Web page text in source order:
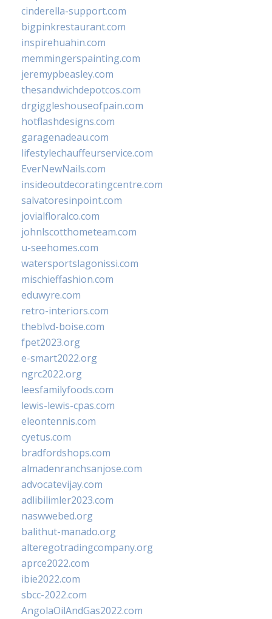
cinderella-support.com
bigpinkrestaurant.com
inspirehuahin.com
memmingerspainting.com
jeremypbeasley.com
thesandwichdepotcos.com
drgiggleshouseofpain.com
hotflashdesigns.com
garagenadeau.com
lifestylechauffeurservice.com
EverNewNails.com
insideoutdecoratingcentre.com
salvatoresinpoint.com
jovialfloralco.com
johnlscotthometeam.com
u-seehomes.com
watersportslagonissi.com
mischieffashion.com
eduwyre.com
retro-interiors.com
theblvd-boise.com
fpet2023.org
e-smart2022.org
ngrc2022.org
leesfamilyfoods.com
lewis-lewis-cpas.com
eleontennis.com
cyetus.com
bradfordshops.com
almadenranchsanjose.com
advocatevijay.com
adlibilimler2023.com
naswwebed.org
balithut-manado.org
alteregotradingcompany.org
aprce2022.com
ibie2022.com
sbcc-2022.com
AngolaOilAndGas2022.com